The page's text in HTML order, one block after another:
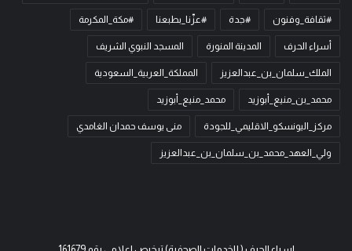
#ثقافة_وفنون #جدة #عزّنا_بطبعنا #مكة_المكرمة
أسراء الحرف المدينة المنورة المسجد النبوي الشريف
الملك_سلمان_بن_عبدالعزيز المملكة_العربية_السعودية
محمد_بن_منيع_أبوزيد محمد_منيع_أبوزيد
مركز_اليونسكو_الاقليمي_للجودة منى يوسف حمدان الغامدي
ولي_العهد_محمد_بن_سلمان_بن_عبدالعزيز